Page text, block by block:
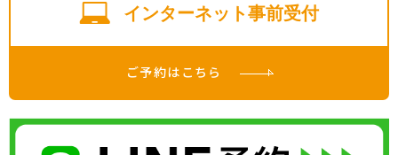
インターネット事前受付
ご予約はこちら